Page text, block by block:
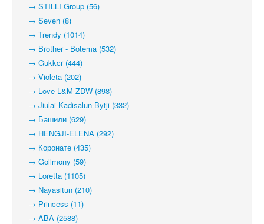
→ STILLI Group (56)
→ Seven (8)
→ Trendy (1014)
→ Brother - Botema (532)
→ Gukkcr (444)
→ Violeta (202)
→ Love-L&M-ZDW (898)
→ Jiulai-Kadisalun-Bytji (332)
→ Башили (629)
→ HENGJI-ELENA (292)
→ Коронате (435)
→ Gollmony (59)
→ Loretta (1105)
→ Nayasitun (210)
→ Princess (11)
→ ABA (2588)